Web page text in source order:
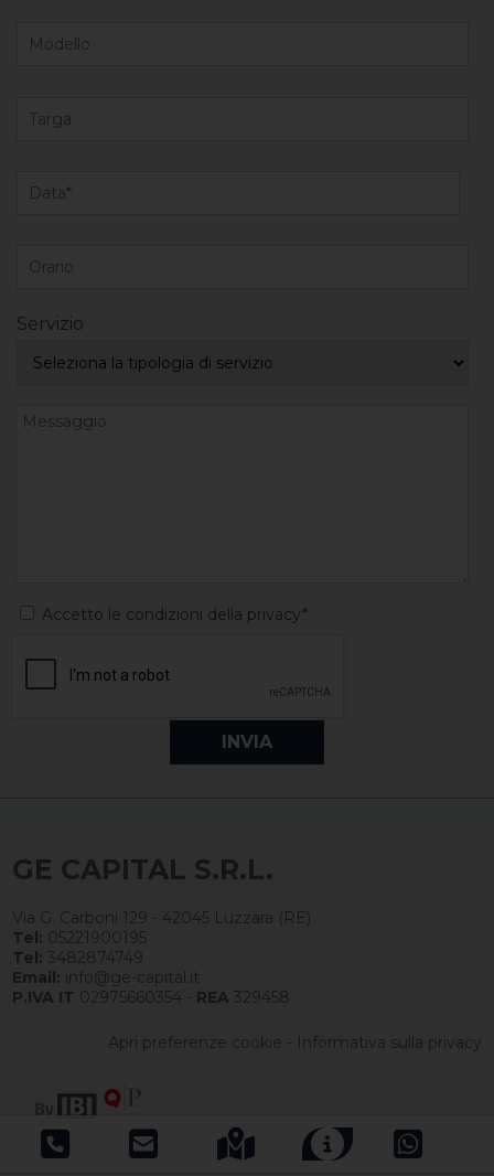
Servizio
Accetto le condizioni della privacy*
GE CAPITAL S.R.L.
Via G. Carboni 129 - 42045 Luzzara (RE)
Tel: 05221900195
Tel: 3482874749
Email: info@ge-capital.it
P.IVA IT 02975660354 - REA 329458
Apri preferenze cookie - Informativa sulla privacy